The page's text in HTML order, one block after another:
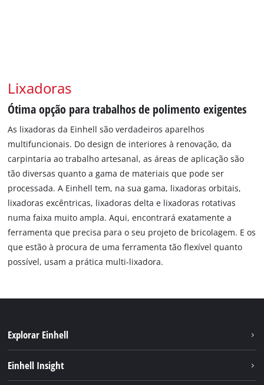
Lixadoras
Ótima opção para trabalhos de polimento exigentes
As lixadoras da Einhell são verdadeiros aparelhos
multifuncionais. Do design de interiores à renovação, da
carpintaria ao trabalho artesanal, as áreas de aplicação são
tão diversas quanto a gama de materiais que pode ser
processada. A Einhell tem, na sua gama, lixadoras orbitais,
lixadoras excêntricas, lixadoras delta e lixadoras rotativas
numa faixa muito ampla. Aqui, encontrará exatamente a
ferramenta que precisa para o seu projeto de bricolagem. E os
que estão à procura de uma ferramenta tão flexível quanto
possível, usam a prática multi-lixadora.
Explorar Einhell
Einhell Insight